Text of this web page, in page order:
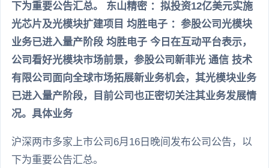
下为重要公告汇总。 东山精密 ：拟投资12亿美元实施
光芯片及光模块扩建项目 均胜电子 ：参股公司光模块
业务已进入量产阶段 均胜电子 今日在互动平台表示，
公司看好光模块市场前景，参股公司新菲光 通信 技术
有限公司面向全球市场拓展新业务机会，其光模块业务
已进入量产阶段，目前公司也正密切关注其业务发展情
况。具体业务
沪深两市多家上市公司6月16日晚间发布公司公告，以
下为重要公告汇总。